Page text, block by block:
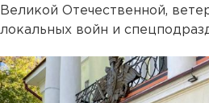
Великой Отечественной,
локальных войн и